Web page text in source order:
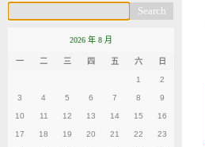
2026 年 8 月
一 二 三 四 五 六 日
1 2
3 4 5 6 7 8 9
10 11 12 13 14 15 16
17 18 19 20 21 22 23